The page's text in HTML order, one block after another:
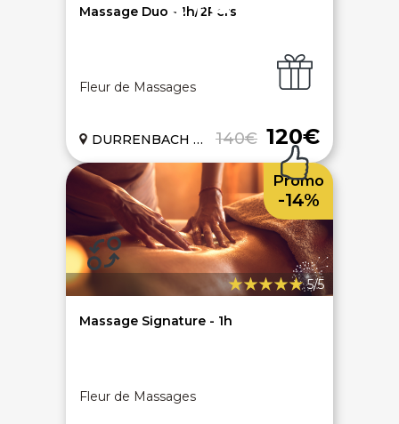
Massage Duo - 1h/2Pers
Fleur de Massages
140€ 120€
DURRENBACH (67)
5/5
Massage Signature - 1h
Fleur de Massages
Promo
-14%
Livraison gratuite 94% de satisfaits
Échange 1 an
Notre charte de confiance